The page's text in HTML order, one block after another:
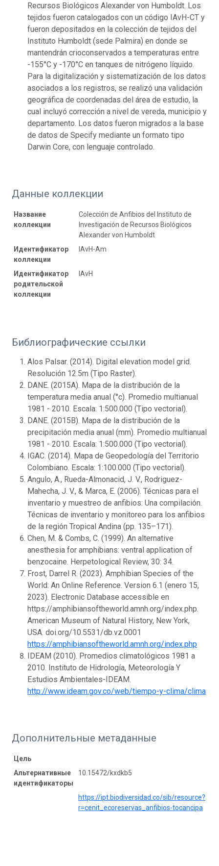
Recursos Biológicos Alexander von Humboldt. Los
tejidos fueron catalogados con un código IAvH-CT y
fueron depositados en la colección de tejidos del
Instituto Humboldt (sede Palmira) en donde se
mantendrán crioconservados a temperaturas entre
-155°C y -170°C en tanques de nitrógeno líquido.
Para la digitalización y sistematización de los datos
asociados a los registros, se realizó una validación
geográfica de coordenadas del área de estudio, la
cual incluyó corrección a nivel de vereda, municipio y
departamento. Los datos fueron migrados a la base
de datos de Specify mediante un formato tipo
Darwin Core, con lenguaje controlado.
Данные коллекции
Название
коллекции
Colección de Anfibios del Instituto de
Investigación de Recursos Biológicos
Alexander von Humboldt
Идентификатор
коллекции
IAvH-Am
Идентификатор
родительской
коллекции
IAvH
Библиографические ссылки
Alos Palsar. (2014). Digital elevation model grid.
Resolución 12.5m (Tipo Raster).
DANE. (2015A). Mapa de la distribución de la
temperatura media anual (°c). Promedio multianual
1981 - 2010. Escala: 1:500.000 (Tipo vectorial).
DANE. (2015B). Mapa de la distribución de la
precipitación media anual (mm). Promedio multianual
1981 - 2010. Escala: 1:500.000 (Tipo vectorial).
IGAC. (2014). Mapa de Geopedología del Territorio
Colombiano. Escala: 1:100.000 (Tipo vectorial).
Angulo, A., Rueda-Almonacid, J. V., Rodriguez-
Mahecha, J. V., & Marca, E. (2006). Técnicas para el
inventario y muestreo de anfibios: Una compilación.
Técnicas de inventario y monitoreo para los anfibios
de la región Tropical Andina (pp. 135–171).
Chen, M. & Combs, C. (1999). An alternative
anesthesia for amphibians: ventral application of
benzocaine. Herpetological Review, 30: 34.
Frost, Darrel R. (2023). Amphibian Species of the
World: An Online Reference. Version 6.1 (enero 15,
2023). Electronic Database accessible en
https://amphibiansoftheworld.amnh.org/index.php.
American Museum of Natural History, New York,
USA. doi.org/10.5531/db.vz.0001
https://amphibiansoftheworld.amnh.org/index.php
IDEAM (2010). Promedios climatológicos 1981 a
2010. Instituto de Hidrología, Meteorología Y
Estudios Ambientales-IDEAM.
http://www.ideam.gov.co/web/tiempo-y-clima/clima
Дополнительные метаданные
Цель
Альтернативные
идентификаторы
10.15472/kxdkb5
https://ipt.biodiversidad.co/sib/resource?
r=cenit_ecoreservas_anfibios-tocancipa